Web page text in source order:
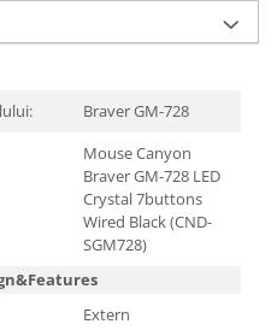
Braver GM-728
Mouse Canyon
Braver GM-728 LED
Crystal 7buttons
Wired Black (CND-
SGM728)
Extern